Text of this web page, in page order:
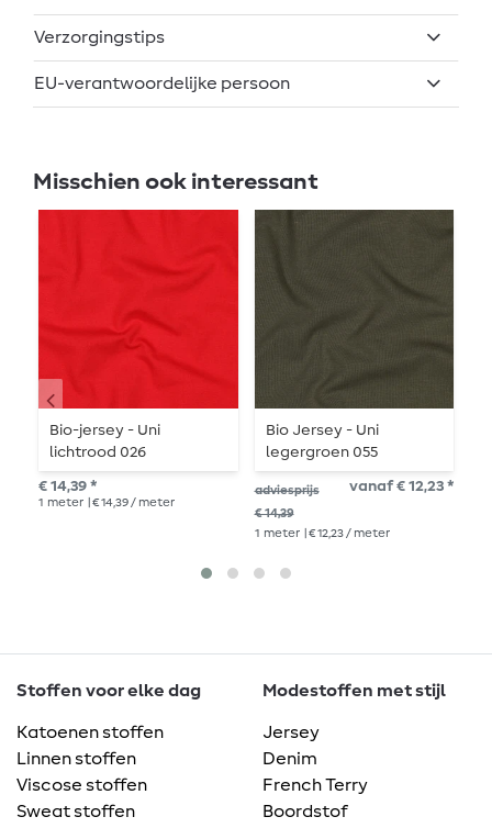
Verzorgingstips
EU-verantwoordelijke persoon
Misschien ook interessant
Bio-jersey - Uni
lichtrood 026
€ 14,39 *
1 meter | € 14,39 / meter
Bio Jersey - Uni
legergroen 055
adviesprijs
€ 14,39
vanaf € 12,23 *
1 meter | € 12,23 / meter
Stoffen voor elke dag
Katoenen stoffen
Linnen stoffen
Viscose stoffen
Sweat stoffen
Modestoffen met stijl
Jersey
Denim
French Terry
Boordstof